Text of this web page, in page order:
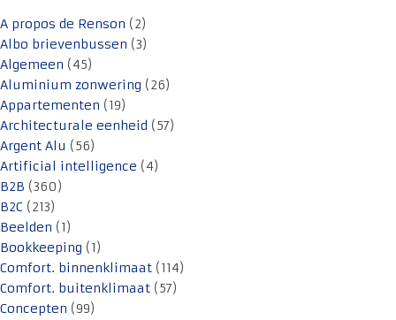
A propos de Renson (2)
Albo brievenbussen (3)
Algemeen (45)
Aluminium zonwering (26)
Appartementen (19)
Architecturale eenheid (57)
Argent Alu (56)
Artificial intelligence (4)
B2B (360)
B2C (213)
Beelden (1)
Bookkeeping (1)
Comfort. binnenklimaat (114)
Comfort. buitenklimaat (57)
Concepten (99)